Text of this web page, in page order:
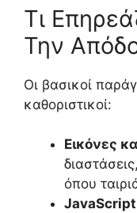
Τι
Την
Οι βασικοί
καθοριστικοί:
Εικόνες
όπου
JavaScript